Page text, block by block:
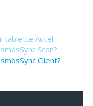
tablette Autel
Scan?
Client?